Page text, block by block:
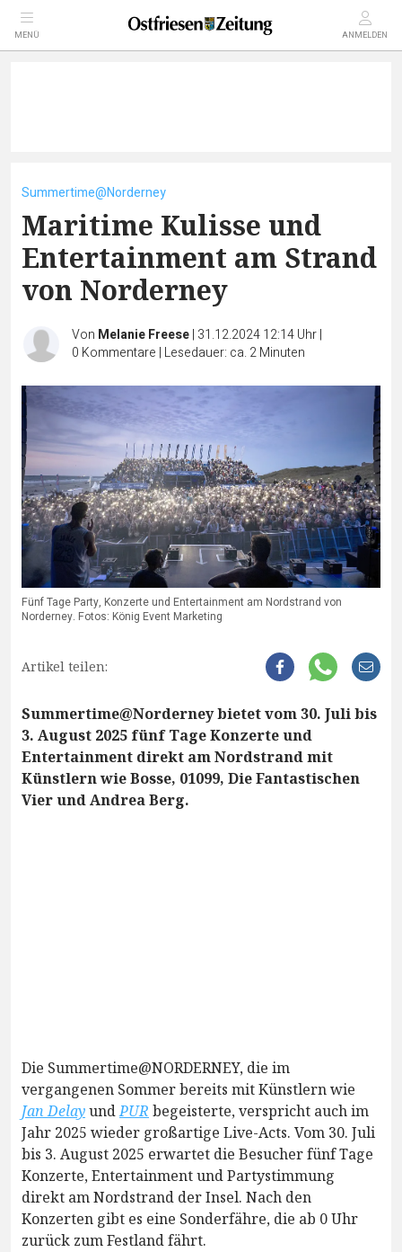
MENÜ ANMELDEN
Summertime@Norderney
Maritime Kulisse und
Entertainment am Strand
von Norderney
Von Melanie Freese| 31.12.2024 12:14 Uhr|
0 Kommentare | Lesedauer: ca. 2 Minuten
Fünf Tage Party, Konzerte und Entertainment am Nordstrand von
Norderney. Fotos: König Event Marketing
Artikel teilen:
Summertime@Norderney bietet vom 30. Juli bis
3. August 2025 fünf Tage Konzerte und
Entertainment direkt am Nordstrand mit
Künstlern wie Bosse, 01099, Die Fantastischen
Vier und Andrea Berg.
Die Summertime@NORDERNEY, die im
vergangenen Sommer bereits mit Künstlern wie
Jan DelayundPUR begeisterte, verspricht auch im
Jahr 2025 wieder großartige Live-Acts. Vom 30. Juli
bis 3. August 2025 erwartet die Besucher fünf Tage
Konzerte, Entertainment und Partystimmung
direkt am Nordstrand der Insel. Nach den
Konzerten gibt es eine Sonderfähre, die ab 0 Uhr
zurück zum Festland fährt.